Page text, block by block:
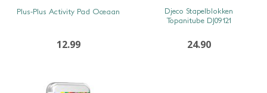
Plus-Plus Activity Pad Oceaan
12.99
SNEL BEKIJKEN
Djeco Stapelblokken
Topanitube DJ09121
24.90